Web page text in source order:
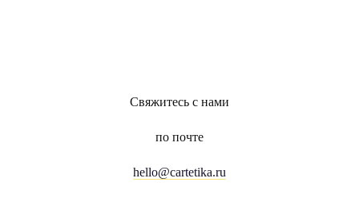
Свяжитесь с нами
по почте
hello@cartetika.ru